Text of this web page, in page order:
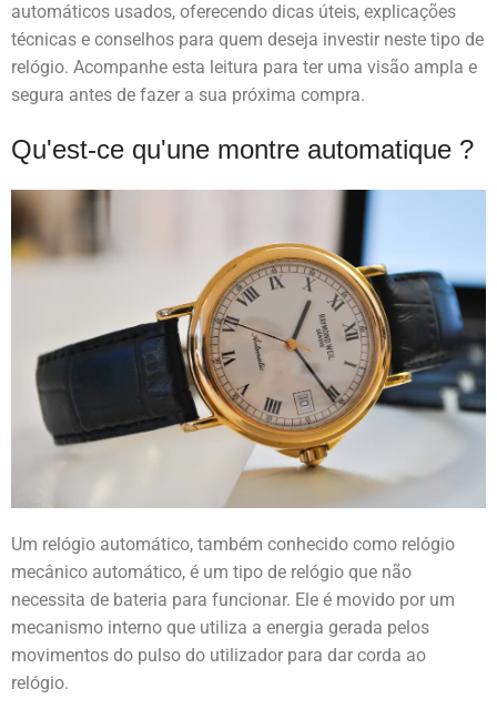
automáticos usados, oferecendo dicas úteis, explicações
técnicas e conselhos para quem deseja investir neste tipo de
relógio. Acompanhe esta leitura para ter uma visão ampla e
segura antes de fazer a sua próxima compra.
Qu'est-ce qu'une montre automatique ?
Um relógio automático, também conhecido como relógio
mecânico automático, é um tipo de relógio que não
necessita de bateria para funcionar. Ele é movido por um
mecanismo interno que utiliza a energia gerada pelos
movimentos do pulso do utilizador para dar corda ao
relógio.